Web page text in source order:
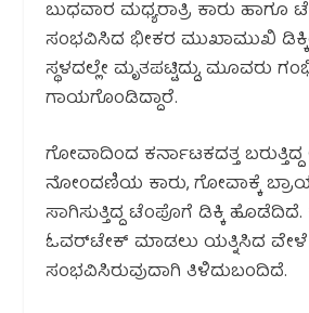
ಬುಧವಾರ ಮಧ್ಯರಾತ್ರಿ ಕಾರು ಹಾಗೂ
ಸಂಭವಿಸಿದ ಭೀಕರ ಮುಖಾಮುಖಿ
ಸ್ಥಳದಲ್ಲೇ ಮೃತಪಟ್ಟಿದ್ದು, ಮೂವರು
ಗಾಯಗೊಂಡಿದ್ದಾರೆ.
ಗೋವಾದಿಂದ ಕರ್ನಾಟಕದತ್ತ ಬರುತ್ತಿದ್ದ
ನೋಂದಣಿಯ ಕಾರು, ಗೋವಾಕ್ಕೆ
ಸಾಗಿಸುತ್ತಿದ್ದ ಟೆಂಪೊಗೆ ಡಿಕ್ಕಿ
ಓವರ್‌ಟೇಕ್ ಮಾಡಲು ಯತ್ನಿಸಿದ
ಸಂಭವಿಸಿರುವುದಾಗಿ ತಿಳಿದುಬಂದಿದೆ.